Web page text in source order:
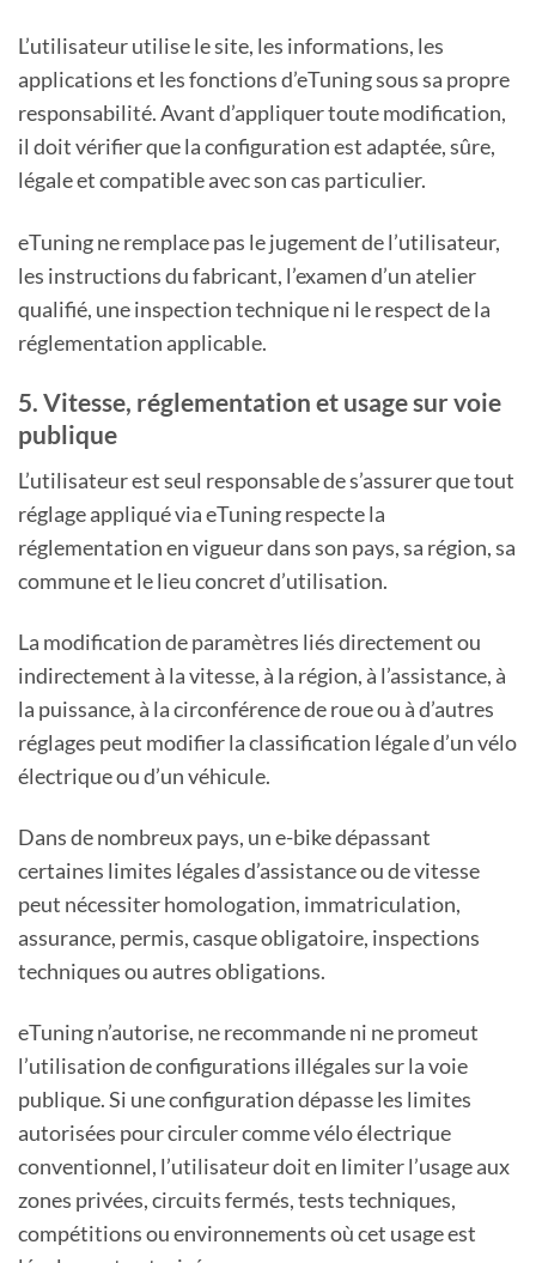
L’utilisateur utilise le site, les informations, les
applications et les fonctions d’eTuning sous sa propre
responsabilité. Avant d’appliquer toute modification,
il doit vérifier que la configuration est adaptée, sûre,
légale et compatible avec son cas particulier.
eTuning ne remplace pas le jugement de l’utilisateur,
les instructions du fabricant, l’examen d’un atelier
qualifié, une inspection technique ni le respect de la
réglementation applicable.
5. Vitesse, réglementation et usage sur voie
publique
L’utilisateur est seul responsable de s’assurer que tout
réglage appliqué via eTuning respecte la
réglementation en vigueur dans son pays, sa région, sa
commune et le lieu concret d’utilisation.
La modification de paramètres liés directement ou
indirectement à la vitesse, à la région, à l’assistance, à
la puissance, à la circonférence de roue ou à d’autres
réglages peut modifier la classification légale d’un vélo
électrique ou d’un véhicule.
Dans de nombreux pays, un e-bike dépassant
certaines limites légales d’assistance ou de vitesse
peut nécessiter homologation, immatriculation,
assurance, permis, casque obligatoire, inspections
techniques ou autres obligations.
eTuning n’autorise, ne recommande ni ne promeut
l’utilisation de configurations illégales sur la voie
publique. Si une configuration dépasse les limites
autorisées pour circuler comme vélo électrique
conventionnel, l’utilisateur doit en limiter l’usage aux
zones privées, circuits fermés, tests techniques,
compétitions ou environnements où cet usage est